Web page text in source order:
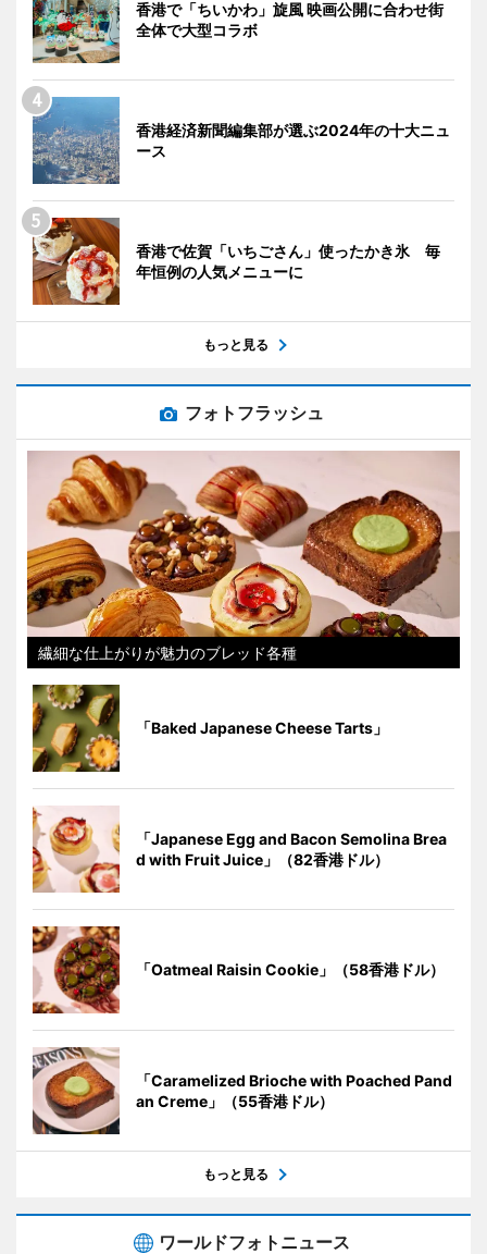
香港で「ちいかわ」旋風 映画公開に合わせ街
全体で大型コラボ
香港経済新聞編集部が選ぶ2024年の十大ニュ
ース
香港で佐賀「いちごさん」使ったかき氷 毎
年恒例の人気メニューに
もっと見る
フォトフラッシュ
繊細な仕上がりが魅力のブレッド各種
「Baked Japanese Cheese Tarts」
「Japanese Egg and Bacon Semolina Brea
d with Fruit Juice」（82香港ドル）
「Oatmeal Raisin Cookie」（58香港ドル）
「Caramelized Brioche with Poached Pand
an Creme」（55香港ドル）
もっと見る
ワールドフォトニュース